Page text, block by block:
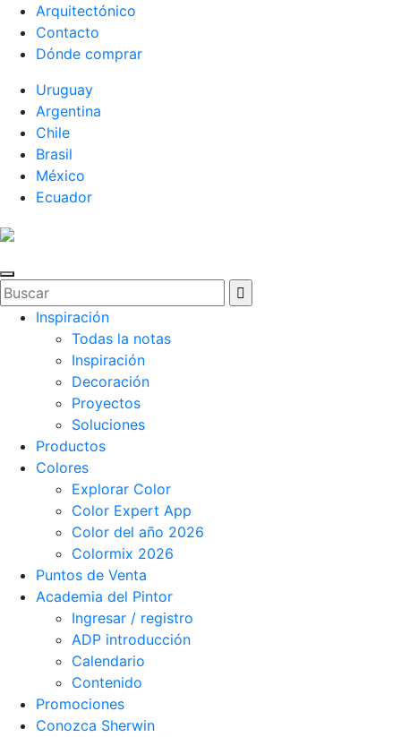
Arquitectónico
Contacto
Dónde comprar
Uruguay
Argentina
Chile
Brasil
México
Ecuador
Inspiración
Todas la notas
Inspiración
Decoración
Proyectos
Soluciones
Productos
Colores
Explorar Color
Color Expert App
Color del año 2026
Colormix 2026
Puntos de Venta
Academia del Pintor
Ingresar / registro
ADP introducción
Calendario
Contenido
Promociones
Conozca Sherwin